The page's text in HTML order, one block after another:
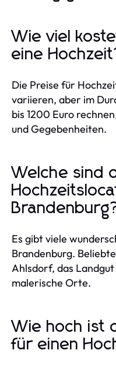
Wie viel
eine
Die Preise für
variieren, aber im
bis 1200 Euro
und Gegebenheiten.
Welche sind
Es gibt viele
Brandenburg.
Ahlsdorf, das
malerische Orte.
Wie hoch ist
für einen